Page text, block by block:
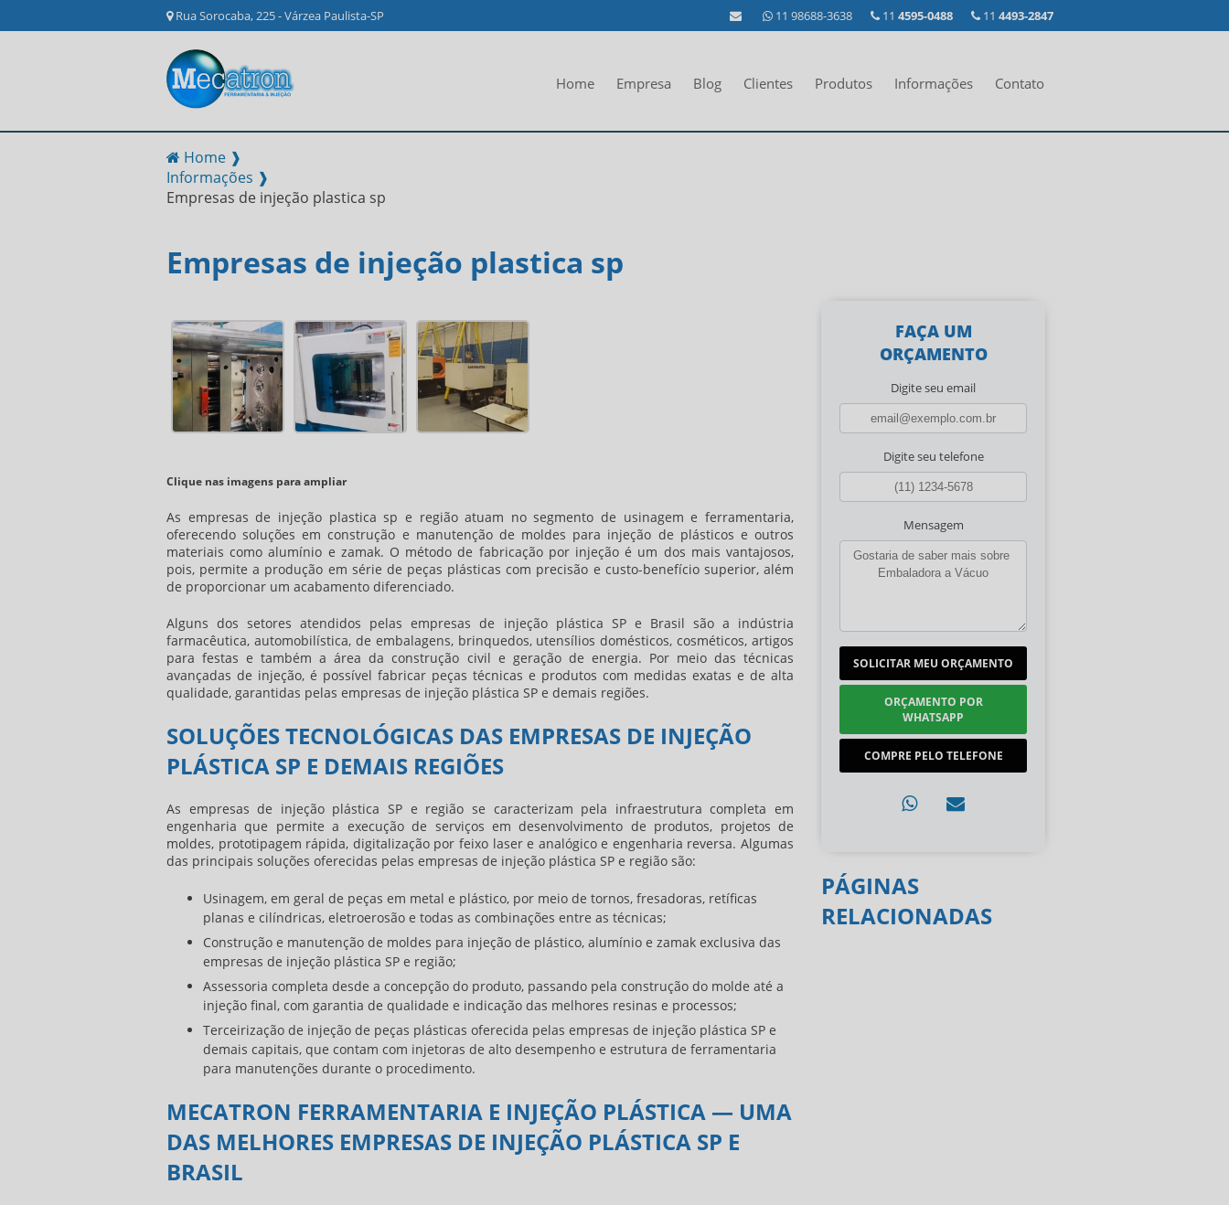
Rua Sorocaba, 225 - Várzea Paulista-SP 11 4493-2847
11 4595-0488
11 98688-3638
Home Empresa Blog Clientes Produtos Informações Contato
Home ❱
Informações ❱
Empresas de injeção plastica sp
Empresas de injeção plastica sp
Clique nas imagens para ampliar
As empresas de injeção plastica sp e região atuam no segmento de usinagem e ferramentaria,
oferecendo soluções em construção e manutenção de moldes para injeção de plásticos e outros
materiais como alumínio e zamak. O método de fabricação por injeção é um dos mais vantajosos,
pois, permite a produção em série de peças plásticas com precisão e custo-benefício superior, além
de proporcionar um acabamento diferenciado.
Alguns dos setores atendidos pelas empresas de injeção plástica SP e Brasil são a indústria
farmacêutica, automobilística, de embalagens, brinquedos, utensílios domésticos, cosméticos, artigos
para festas e também a área da construção civil e geração de energia. Por meio das técnicas
avançadas de injeção, é possível fabricar peças técnicas e produtos com medidas exatas e de alta
qualidade, garantidas pelas empresas de injeção plástica SP e demais regiões.
SOLUÇÕES TECNOLÓGICAS DAS EMPRESAS DE INJEÇÃO
PLÁSTICA SP E DEMAIS REGIÕES
As empresas de injeção plástica SP e região se caracterizam pela infraestrutura completa em
engenharia que permite a execução de serviços em desenvolvimento de produtos, projetos de
moldes, prototipagem rápida, digitalização por feixo laser e analógico e engenharia reversa. Algumas
das principais soluções oferecidas pelas empresas de injeção plástica SP e região são:
Usinagem, em geral de peças em metal e plástico, por meio de tornos, fresadoras, retíficas
planas e cilíndricas, eletroerosão e todas as combinações entre as técnicas;
Construção e manutenção de moldes para injeção de plástico, alumínio e zamak exclusiva das
empresas de injeção plástica SP e região;
Assessoria completa desde a concepção do produto, passando pela construção do molde até a
injeção final, com garantia de qualidade e indicação das melhores resinas e processos;
Terceirização de injeção de peças plásticas oferecida pelas empresas de injeção plástica SP e
demais capitais, que contam com injetoras de alto desempenho e estrutura de ferramentaria
para manutenções durante o procedimento.
MECATRON FERRAMENTARIA E INJEÇÃO PLÁSTICA — UMA
DAS MELHORES EMPRESAS DE INJEÇÃO PLÁSTICA SP E
BRASIL
FAÇA UM
ORÇAMENTO
Digite seu email
Digite seu telefone
Mensagem
SOLICITAR MEU ORÇAMENTO
ORÇAMENTO POR
WHATSAPP
COMPRE PELO TELEFONE
PÁGINAS
RELACIONADAS